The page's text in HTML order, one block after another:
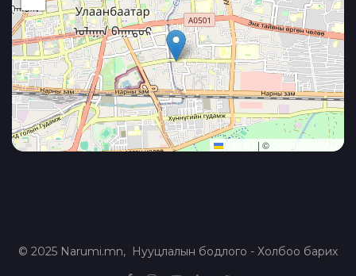
Leaflet | © OpenStreetMap
© 2025 Narumi.mn, Нууцлалын бодлого -Холбоо барих